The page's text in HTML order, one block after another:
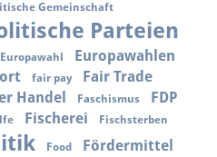
Gemeinschaft
Parteien
Europawahl Europawahlen
fair pay
Fair Trade
Handel Faschismus FDP
Fischerei Fischsterben
Food Fördermittel